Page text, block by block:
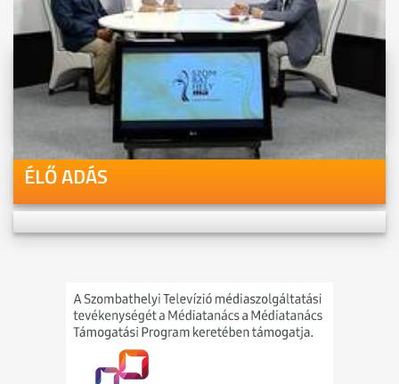
Videóink megtekinthetőek
Youtube-csatornánkon is!
ÉLŐ ADÁS